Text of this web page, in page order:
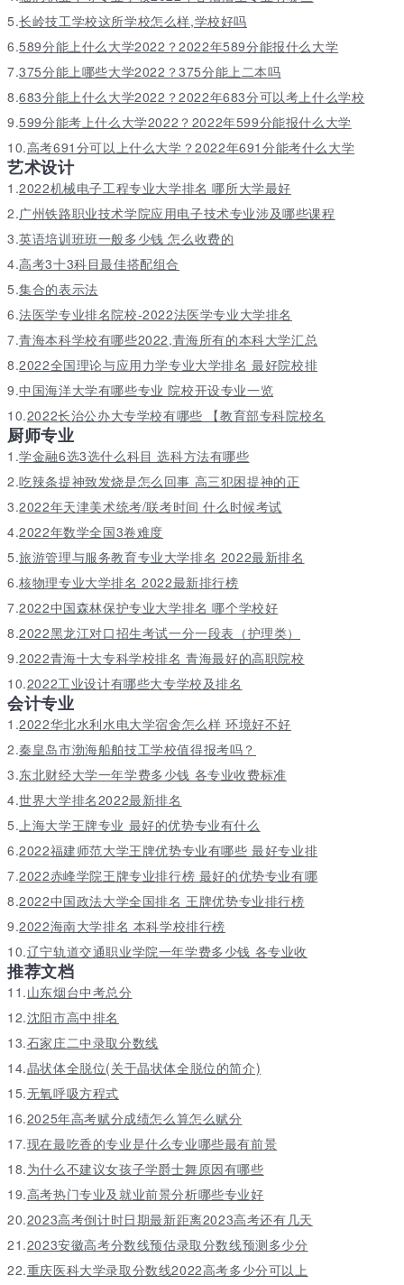
5.长岭技工学校这所学校怎么样,学校好吗
6.589分能上什么大学2022？2022年589分能报什么大学
7.375分能上哪些大学2022？375分能上二本吗
8.683分能上什么大学2022？2022年683分可以考上什么学校
9.599分能考上什么大学2022？2022年599分能报什么大学
10.高考691分可以上什么大学？2022年691分能考什么大学
艺术设计
1.2022机械电子工程专业大学排名 哪所大学最好
2.广州铁路职业技术学院应用电子技术专业涉及哪些课程
3.英语培训班班一般多少钱 怎么收费的
4.高考3十3科目最佳搭配组合
5.集合的表示法
6.法医学专业排名院校-2022法医学专业大学排名
7.青海本科学校有哪些2022,青海所有的本科大学汇总
8.2022全国理论与应用力学专业大学排名 最好院校排
9.中国海洋大学有哪些专业 院校开设专业一览
10.2022长治公办大专学校有哪些 【教育部专科院校名
厨师专业
1.学金融6选3选什么科目 选科方法有哪些
2.吃辣条提神致发烧是怎么回事 高三犯困提神的正
3.2022年天津美术统考/联考时间 什么时候考试
4.2022年数学全国3卷难度
5.旅游管理与服务教育专业大学排名 2022最新排名
6.核物理专业大学排名 2022最新排行榜
7.2022中国森林保护专业大学排名 哪个学校好
8.2022黑龙江对口招生考试一分一段表（护理类）
9.2022青海十大专科学校排名 青海最好的高职院校
10.2022工业设计有哪些大专学校及排名
会计专业
1.2022华北水利水电大学宿舍怎么样 环境好不好
2.秦皇岛市渤海船舶技工学校值得报考吗？
3.东北财经大学一年学费多少钱 各专业收费标准
4.世界大学排名2022最新排名
5.上海大学王牌专业 最好的优势专业有什么
6.2022福建师范大学王牌优势专业有哪些 最好专业排
7.2022赤峰学院王牌专业排行榜 最好的优势专业有哪
8.2022中国政法大学全国排名 王牌优势专业排行榜
9.2022海南大学排名 本科学校排行榜
10.辽宁轨道交通职业学院一年学费多少钱 各专业收
推荐文档
11.山东烟台中考总分
12.沈阳市高中排名
13.石家庄二中录取分数线
14.晶状体全脱位(关于晶状体全脱位的简介)
15.无氧呼吸方程式
16.2025年高考赋分成绩怎么算怎么赋分
17.现在最吃香的专业是什么专业哪些最有前景
18.为什么不建议女孩子学爵士舞原因有哪些
19.高考热门专业及就业前景分析哪些专业好
20.2023高考倒计时日期最新距离2023高考还有几天
21.2023安徽高考分数线预估录取分数线预测多少分
22.重庆医科大学录取分数线2022高考多少分可以上